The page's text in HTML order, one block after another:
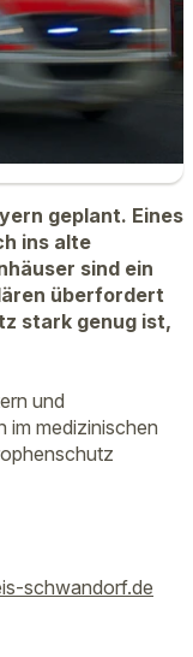
geplant. Eines
ins alte
sind ein
überfordert
stark genug ist,
und
im medizinischen
schwandorf.de